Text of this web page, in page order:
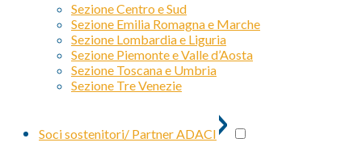
Sezione Centro e Sud
Sezione Emilia Romagna e Marche
Sezione Lombardia e Liguria
Sezione Piemonte e Valle d’Aosta
Sezione Toscana e Umbria
Sezione Tre Venezie
Soci sostenitori/ Partner ADACI ›